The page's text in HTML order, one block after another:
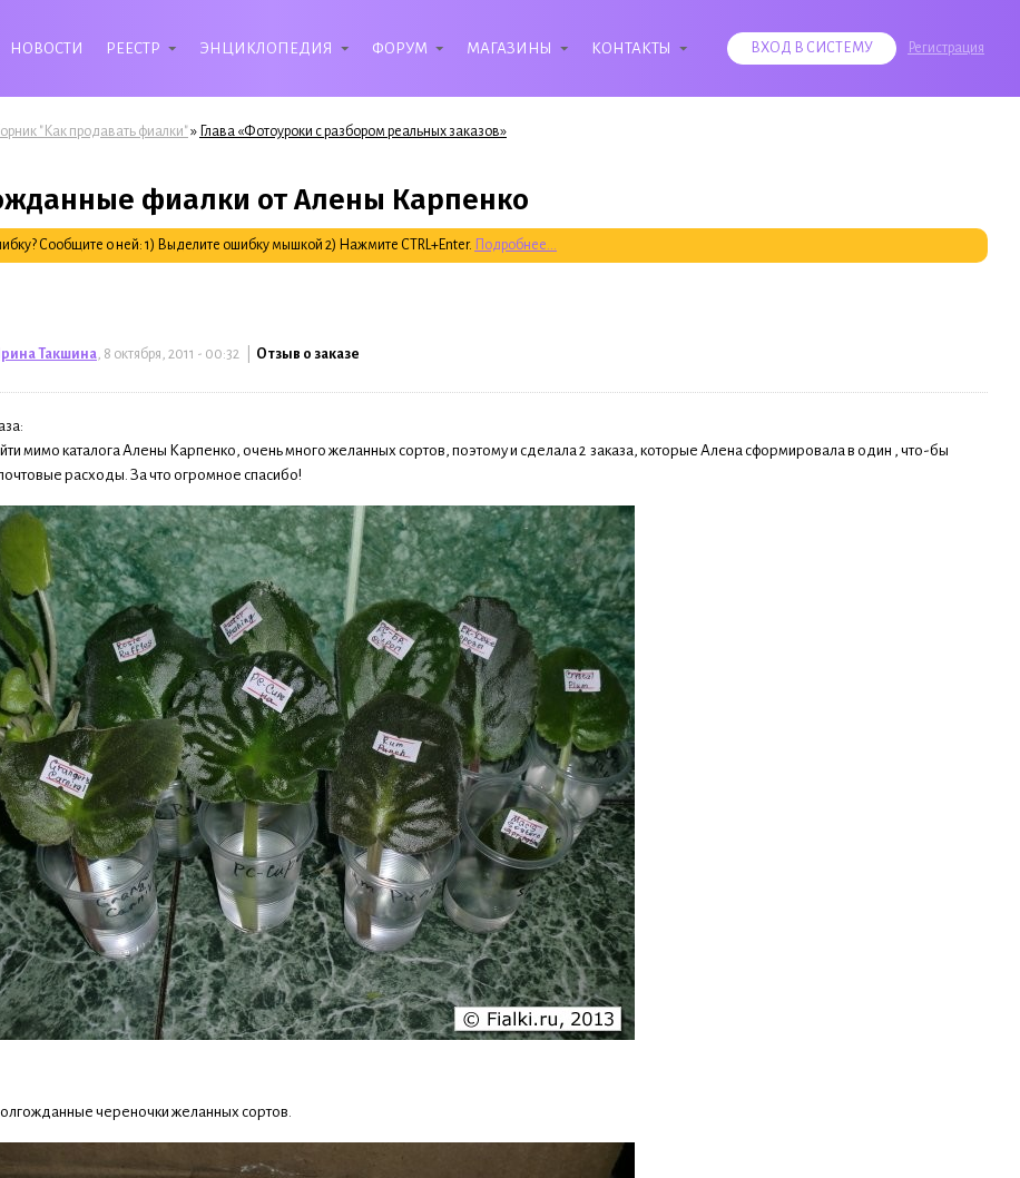
НОВОСТИ РЕЕСТР ЭНЦИКЛОПЕДИЯ ФОРУМ МАГАЗИНЫ КОНТАКТЫ ВХОД В СИСТЕМУ Регистрация
"Как продавать фиалки"» Глава «Фотоуроки с разбором реальных заказов»
фиалки от Алены Карпенко
Сообщите о ней: 1) Выделите ошибку мышкой 2) Нажмите CTRL+Enter. Подробнее...
Такшина , 8 октября, 2011 - 00:32 | Отзыв о заказе
мимо каталога Алены Карпенко, очень много желанных сортов, поэтому и сделала 2 заказа, которые Алена сформировала в один , что-бы
расходы. За что огромное спасибо!
череночки желанных сортов.